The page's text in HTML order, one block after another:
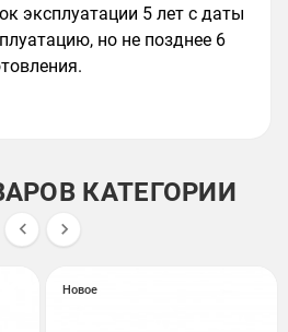
эксплуатации 5 лет с даты
но не позднее 6
КАТЕГОРИИ
 
Новое